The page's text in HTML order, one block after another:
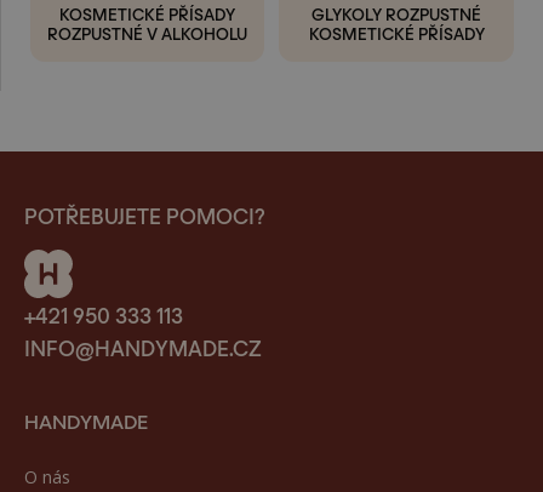
KOSMETICKÉ PŘÍSADY
ROZPUSTNÉ V ALKOHOLU
GLYKOLY ROZPUSTNÉ
KOSMETICKÉ PŘÍSADY
POTŘEBUJETE POMOCI?
+421 950 333 113
INFO@HANDYMADE.CZ
HANDYMADE
O nás